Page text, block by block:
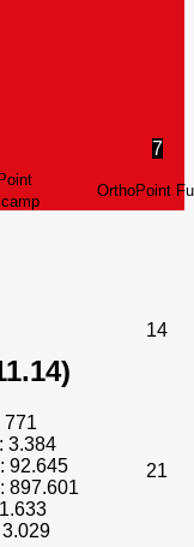
7
OrthoPoint
14
21
771
3.384
92.645
897.601
3.029